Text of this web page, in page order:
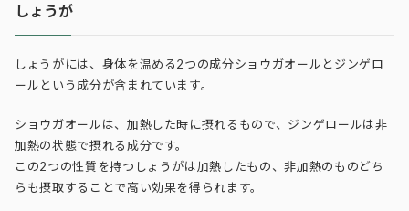
しょうが
しょうがには、身体を温める2つの成分ショウガオールとジンゲロ
ールという成分が含まれています。
ショウガオールは、加熱した時に摂れるもので、ジンゲロールは非
加熱の状態で摂れる成分です。
この2つの性質を持つしょうがは加熱したもの、非加熱のものどち
らも摂取することで高い効果を得られます。